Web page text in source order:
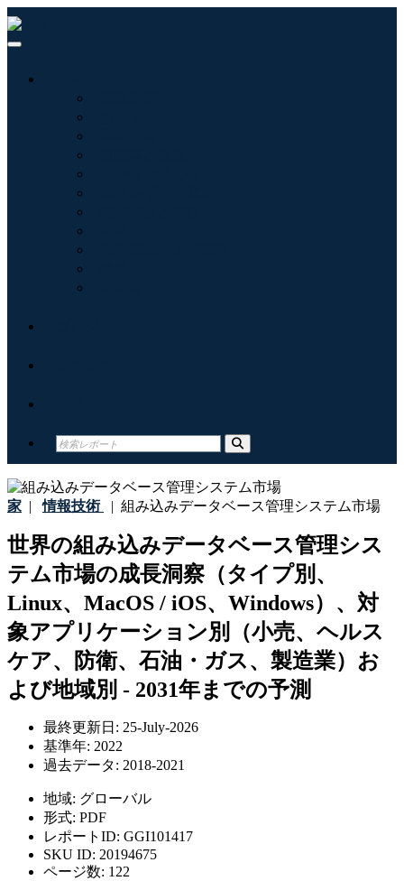
家 | 情報技術 | 組み込みデータベース管理システム市場
世界の組み込みデータベース管理シス
テム市場の成長洞察（タイプ別、
Linux、MacOS / iOS、Windows）、対
象アプリケーション別（小売、ヘルス
ケア、防衛、石油・ガス、製造業）お
よび地域別 - 2031年までの予測
最終更新日: 25-July-2026
基準年: 2022
過去データ: 2018-2021
地域: グローバル
形式: PDF
レポートID: GGI101417
SKU ID: 20194675
ページ数: 122